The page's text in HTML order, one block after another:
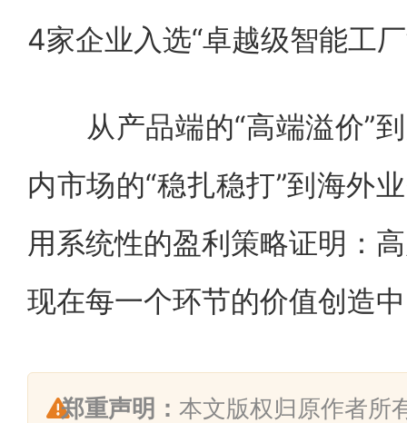
4家企业入选“卓越级智能工
从产品端的“高端溢价”到
内市场的“稳扎稳打”到海外
用系统性的盈利策略证明：
现在每一个环节的价值创造
郑重声明： 本文版权归原作者所